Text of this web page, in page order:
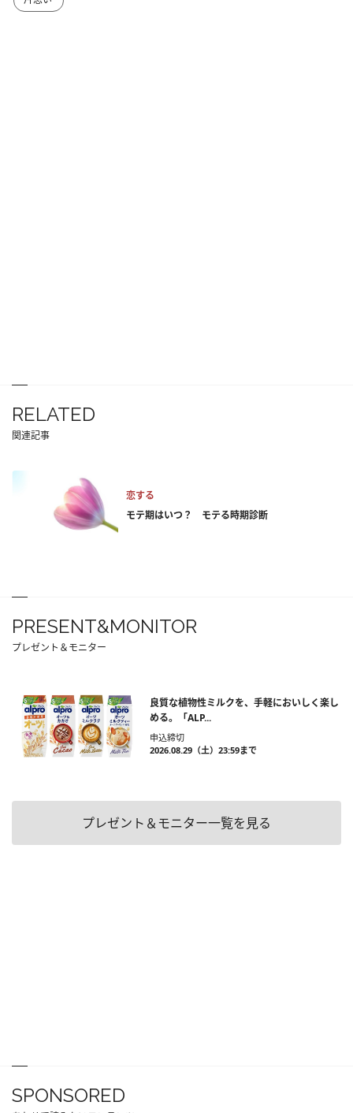
RELATED
関連記事
恋する
モテ期はいつ？ モテる時期診断
PRESENT&MONITOR
プレゼント＆モニター
良質な植物性ミルクを、手軽においしく楽し
める。「ALP...
申込締切
2026.08.29（土）23:59まで
プレゼント＆モニター一覧を見る
SPONSORED